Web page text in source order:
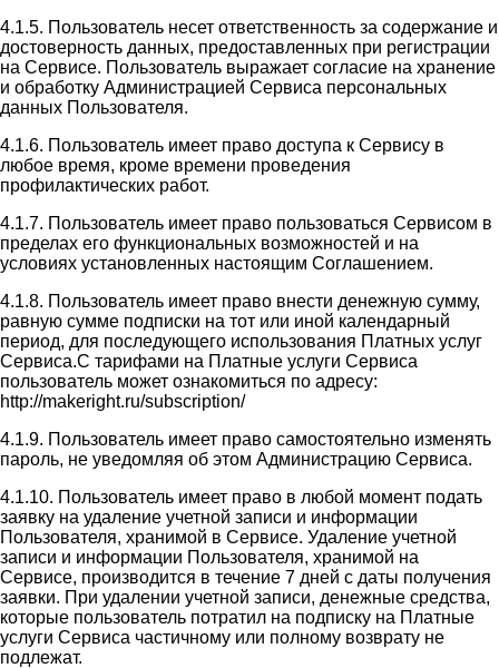
4.1.5. Пользователь несет ответственность за содержание и
достоверность данных, предоставленных при регистрации
на Сервисе. Пользователь выражает согласие на хранение
и обработку Администрацией Сервиса персональных
данных Пользователя.
4.1.6. Пользователь имеет право доступа к Сервису в
любое время, кроме времени проведения
профилактических работ.
4.1.7. Пользователь имеет право пользоваться Сервисом в
пределах его функциональных возможностей и на
условиях установленных настоящим Соглашением.
4.1.8. Пользователь имеет право внести денежную сумму,
равную сумме подписки на тот или иной календарный
период, для последующего использования Платных услуг
Сервиса.С тарифами на Платные услуги Сервиса
пользователь может ознакомиться по адресу:
http://makeright.ru/subscription/
4.1.9. Пользователь имеет право самостоятельно изменять
пароль, не уведомляя об этом Администрацию Сервиса.
4.1.10. Пользователь имеет право в любой момент подать
заявку на удаление учетной записи и информации
Пользователя, хранимой в Сервисе. Удаление учетной
записи и информации Пользователя, хранимой на
Сервисе, производится в течение 7 дней с даты получения
заявки. При удалении учетной записи, денежные средства,
которые пользователь потратил на подписку на Платные
услуги Сервиса частичному или полному возврату не
подлежат.